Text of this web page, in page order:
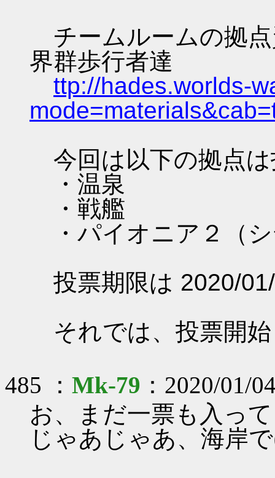
チームルームの拠
界群歩行者達
ttp://hades.worlds-
今回は以下の拠点
・温泉
・戦艦
・パイオニア２（
投票期限は 2020/
それでは、投票開
485 ： Mk-79 ：2020/01/
お、まだ一票も入っ
じゃあじゃあ、海岸